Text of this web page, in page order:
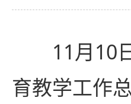
11月10日
育教学工作